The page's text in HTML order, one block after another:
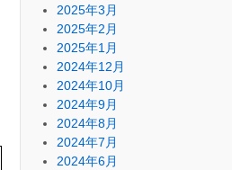
2025年3月
2025年2月
2025年1月
2024年12月
2024年10月
2024年9月
2024年8月
2024年7月
2024年6月